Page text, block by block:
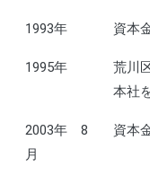
1993年 資本
1995年
荒川
本社
2003年 8
月
資本